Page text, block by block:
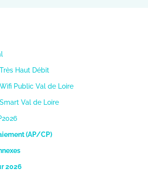
Haut Débit
Public Val de Loire
Val de Loire
(AP/CP)
2026